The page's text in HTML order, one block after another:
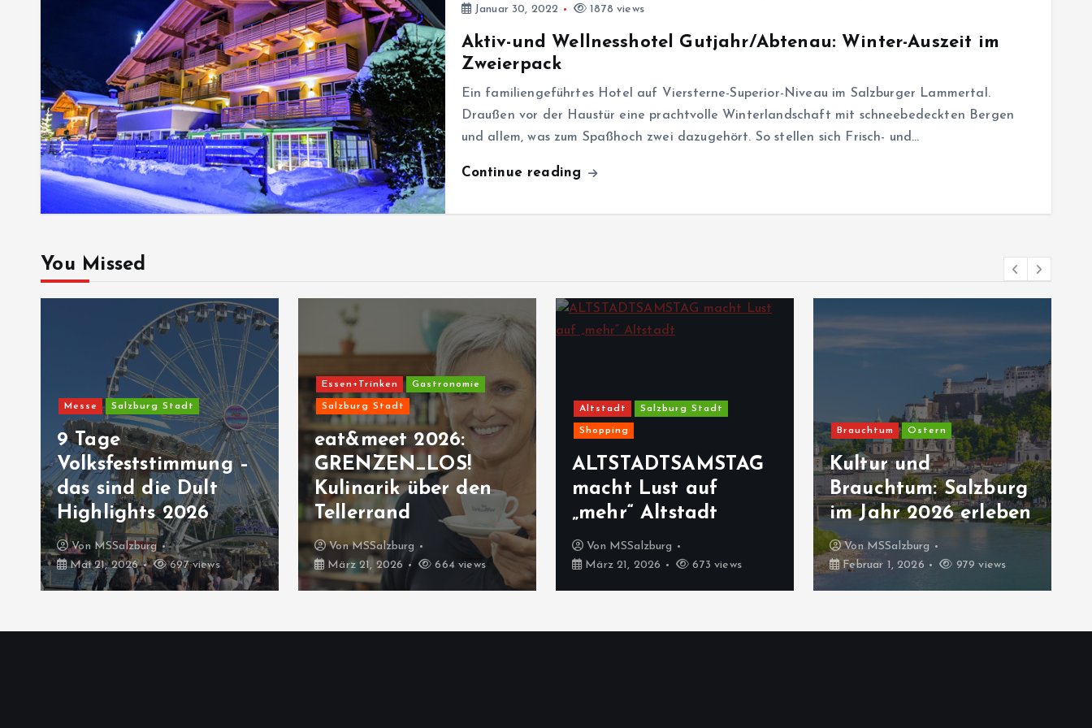
Januar 30, 2022
1878 views
Aktiv-und Wellnesshotel Gutjahr/Abtenau: Winter-Auszeit im
Zweierpack
Ein familiengeführtes Hotel auf Viersterne-Superior-Niveau im Salzburger Lammertal.
Draußen vor der Haustür eine prachtvolle Winterlandschaft mit schneebedeckten Bergen
und allem, was zum Spaßhoch zwei dazugehört. So stellen sich Frisch- und…
Continue reading
You Missed
Messe Salzburg Stadt
9 Tage
Volksfeststimmung –
das sind die Dult
Highlights 2026
Von MSSalzburg
Mai 21, 2026
697 views
Essen+Trinken Gastronomie
Salzburg Stadt
eat&meet 2026:
GRENZEN_LOS!
Kulinarik über den
Tellerrand
VonMSSalzburg
März 21, 2026
664 views
Altstadt Salzburg Stadt
Shopping
ALTSTADTSAMSTAG
macht Lust auf
„mehr“ Altstadt
Von MSSalzburg
März 21, 2026
673 views
Brauchtum Ostern
Kultur und
Brauchtum: Salzburg
im Jahr 2026 erleben
VonMSSalzburg
Februar 1, 2026
979 views